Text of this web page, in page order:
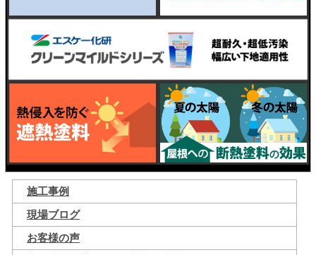
施工事例
現場ブログ
お客様の声